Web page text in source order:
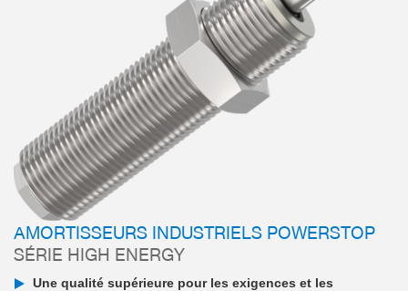
AMORTISSEURS INDUSTRIELS POWERSTOP
SÉRIE HIGH ENERGY
Une qualité supérieure pour les exigences et les